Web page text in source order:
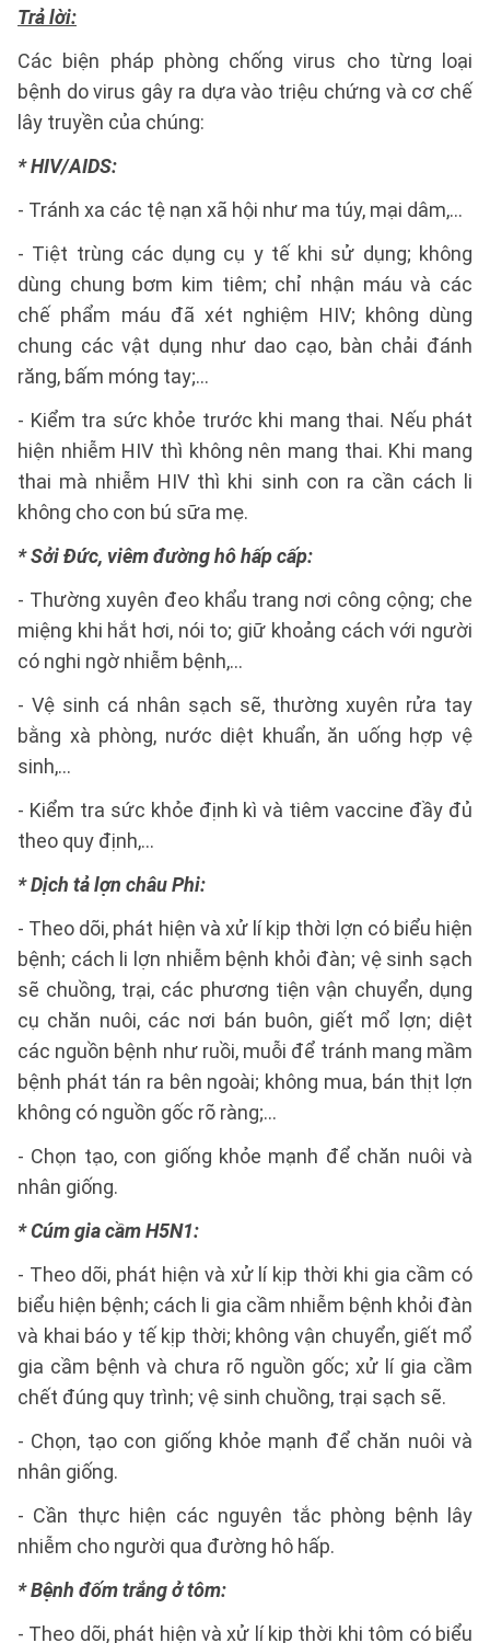
Trả lời:
Các biện pháp phòng chống virus cho từng loại
bệnh do virus gây ra dựa vào triệu chứng và cơ chế
lây truyền của chúng:
* HIV/AIDS:
- Tránh xa các tệ nạn xã hội như ma túy, mại dâm,…
- Tiệt trùng các dụng cụ y tế khi sử dụng; không
dùng chung bơm kim tiêm; chỉ nhận máu và các
chế phẩm máu đã xét nghiệm HIV; không dùng
chung các vật dụng như dao cạo, bàn chải đánh
răng, bấm móng tay;…
- Kiểm tra sức khỏe trước khi mang thai. Nếu phát
hiện nhiễm HIV thì không nên mang thai. Khi mang
thai mà nhiễm HIV thì khi sinh con ra cần cách li
không cho con bú sữa mẹ.
* Sởi Đức, viêm đường hô hấp cấp:
- Thường xuyên đeo khẩu trang nơi công cộng; che
miệng khi hắt hơi, nói to; giữ khoảng cách với người
có nghi ngờ nhiễm bệnh,…
- Vệ sinh cá nhân sạch sẽ, thường xuyên rửa tay
bằng xà phòng, nước diệt khuẩn, ăn uống hợp vệ
sinh,…
- Kiểm tra sức khỏe định kì và tiêm vaccine đầy đủ
theo quy định,…
* Dịch tả lợn châu Phi:
- Theo dõi, phát hiện và xử lí kịp thời lợn có biểu hiện
bệnh; cách li lợn nhiễm bệnh khỏi đàn; vệ sinh sạch
sẽ chuồng, trại, các phương tiện vận chuyển, dụng
cụ chăn nuôi, các nơi bán buôn, giết mổ lợn; diệt
các nguồn bệnh như ruồi, muỗi để tránh mang mầm
bệnh phát tán ra bên ngoài; không mua, bán thịt lợn
không có nguồn gốc rõ ràng;…
- Chọn tạo, con giống khỏe mạnh để chăn nuôi và
nhân giống.
* Cúm gia cầm H5N1:
- Theo dõi, phát hiện và xử lí kịp thời khi gia cầm có
biểu hiện bệnh; cách li gia cầm nhiễm bệnh khỏi đàn
và khai báo y tế kịp thời; không vận chuyển, giết mổ
gia cầm bệnh và chưa rõ nguồn gốc; xử lí gia cầm
chết đúng quy trình; vệ sinh chuồng, trại sạch sẽ.
- Chọn, tạo con giống khỏe mạnh để chăn nuôi và
nhân giống.
- Cần thực hiện các nguyên tắc phòng bệnh lây
nhiễm cho người qua đường hô hấp.
* Bệnh đốm trắng ở tôm:
- Theo dõi, phát hiện và xử lí kịp thời khi tôm có biểu